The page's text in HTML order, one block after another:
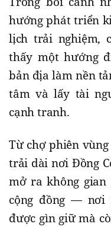
hướng phát triển
lịch trải nghiệm,
thấy một hướng
bản địa làm nền
tâm và lấy tài
cạnh tranh.
Từ chợ phiên
trải dài nơi Đồng
mở ra không
cộng đồng — nơi
được gìn giữ mà